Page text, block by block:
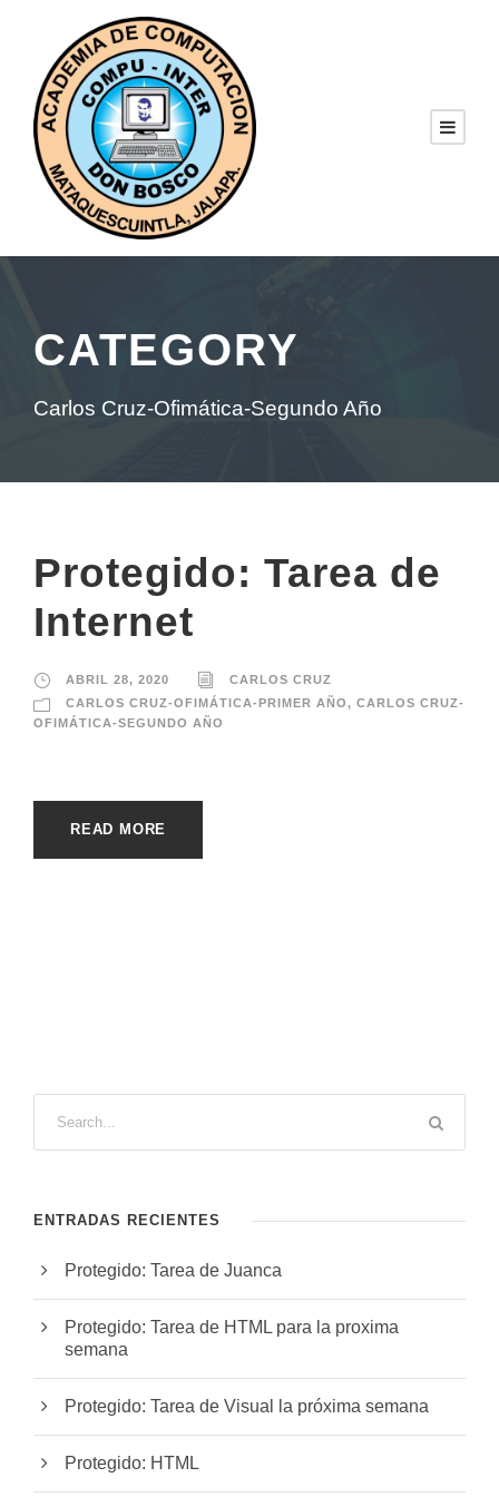
CATEGORY
Carlos Cruz-Ofimática-Segundo Año
Protegido: Tarea de
Internet
ABRIL 28, 2020
CARLOS CRUZ
CARLOS CRUZ-OFIMÁTICA-PRIMER AÑO, CARLOS CRUZ-
OFIMÁTICA-SEGUNDO AÑO
READ MORE
ENTRADAS RECIENTES
Protegido: Tarea de Juanca
Protegido: Tarea de HTML para la proxima
semana
Protegido: Tarea de Visual la próxima semana
Protegido: HTML